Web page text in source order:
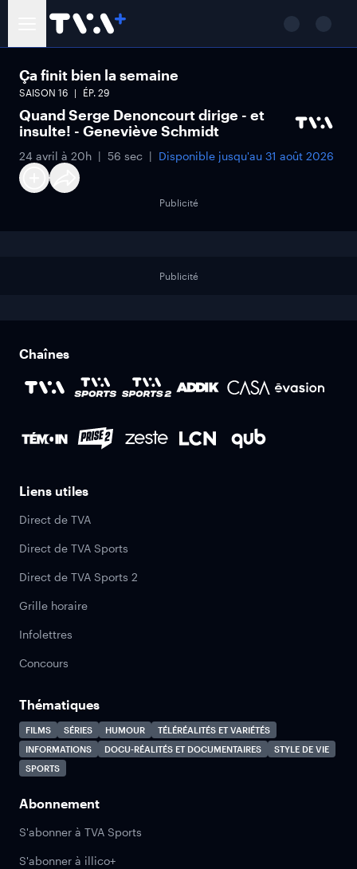
Ça finit bien la semaine
SAISON 16 ÉP. 29
Quand Serge Denoncourt dirige - et
insulte! - Geneviève Schmidt
24 avril à 20h 56 sec Disponible jusqu'au 31 août 2026
Publicité
Publicité
Chaînes
Liens utiles
Direct de TVA
Direct de TVA Sports
Direct de TVA Sports 2
Grille horaire
Infolettres
Concours
Thématiques
FILMS SÉRIES HUMOUR
TÉLÉRÉALITÉS ET VARIÉTÉS
INFORMATIONS
DOCU-RÉALITÉS ET DOCUMENTAIRES
STYLE DE VIE
SPORTS
Abonnement
S'abonner à TVA Sports
S'abonner à illico+